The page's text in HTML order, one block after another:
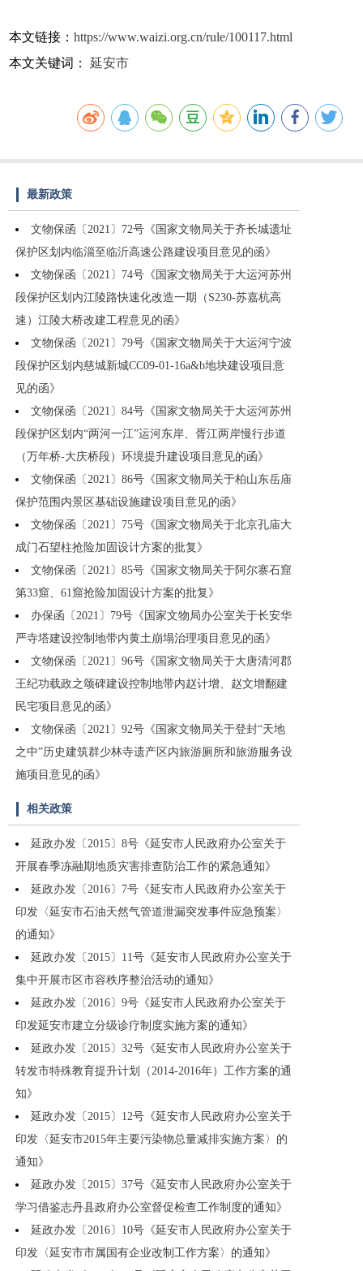
本文链接：https://www.waizi.org.cn/rule/100117.html
本文关键词：延安市
最新政策
文物保函〔2021〕72号《国家文物局关于齐长城遗址
保护区划内临淄至临沂高速公路建设项目意见的函》
文物保函〔2021〕74号《国家文物局关于大运河苏州
段保护区划内江陵路快速化改造一期（S230-苏嘉杭高
速）江陵大桥改建工程意见的函》
文物保函〔2021〕79号《国家文物局关于大运河宁波
段保护区划内慈城新城CC09-01-16a&b地块建设项目意
见的函》
文物保函〔2021〕84号《国家文物局关于大运河苏州
段保护区划内“两河一江”运河东岸、胥江两岸慢行步道
（万年桥-大庆桥段）环境提升建设项目意见的函》
文物保函〔2021〕86号《国家文物局关于柏山东岳庙
保护范围内景区基础设施建设项目意见的函》
文物保函〔2021〕75号《国家文物局关于北京孔庙大
成门石望柱抢险加固设计方案的批复》
文物保函〔2021〕85号《国家文物局关于阿尔寨石窟
第33窟、61窟抢险加固设计方案的批复》
办保函〔2021〕79号《国家文物局办公室关于长安华
严寺塔建设控制地带内黄土崩塌治理项目意见的函》
文物保函〔2021〕96号《国家文物局关于大唐清河郡
王纪功载政之颂碑建设控制地带内赵计增、赵文增翻建
民宅项目意见的函》
文物保函〔2021〕92号《国家文物局关于登封“天地
之中”历史建筑群少林寺遗产区内旅游厕所和旅游服务设
施项目意见的函》
相关政策
延政办发〔2015〕8号《延安市人民政府办公室关于
开展春季冻融期地质灾害排查防治工作的紧急通知》
延政办发〔2016〕7号《延安市人民政府办公室关于
印发〈延安市石油天然气管道泄漏突发事件应急预案〉
的通知》
延政办发〔2015〕11号《延安市人民政府办公室关于
集中开展市区市容秩序整治活动的通知》
延政办发〔2016〕9号《延安市人民政府办公室关于
印发延安市建立分级诊疗制度实施方案的通知》
延政办发〔2015〕32号《延安市人民政府办公室关于
转发市特殊教育提升计划（2014-2016年）工作方案的通
知》
延政办发〔2015〕12号《延安市人民政府办公室关于
印发〈延安市2015年主要污染物总量减排实施方案〉的
通知》
延政办发〔2015〕37号《延安市人民政府办公室关于
学习借鉴志丹县政府办公室督促检查工作制度的通知》
延政办发〔2016〕10号《延安市人民政府办公室关于
印发〈延安市市属国有企业改制工作方案〉的通知》